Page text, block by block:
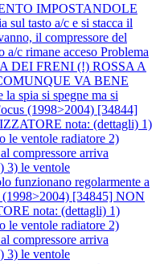
IMPOSTANDOLE
sul tasto a/c e si stacca il
il compressore del
a/c rimane acceso Problema
DEI FRENI (!) ROSSA A
VA BENE
spia si spegne ma si
(1998>2004) [34844]
nota: (dettagli) 1)
le ventole radiatore 2)
compressore arriva
3) le ventole
funzionano regolarmente a
(1998>2004) [34845] NON
nota: (dettagli) 1)
le ventole radiatore 2)
compressore arriva
3) le ventole